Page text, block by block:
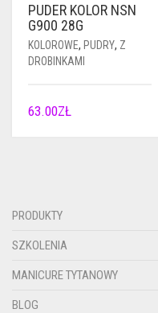
PUDER KOLOR NSN
G900 28G
KOLOROWE, PUDRY, Z
DROBINKAMI
63.00ZŁ
PRODUKTY
SZKOLENIA
MANICURE TYTANOWY
BLOG